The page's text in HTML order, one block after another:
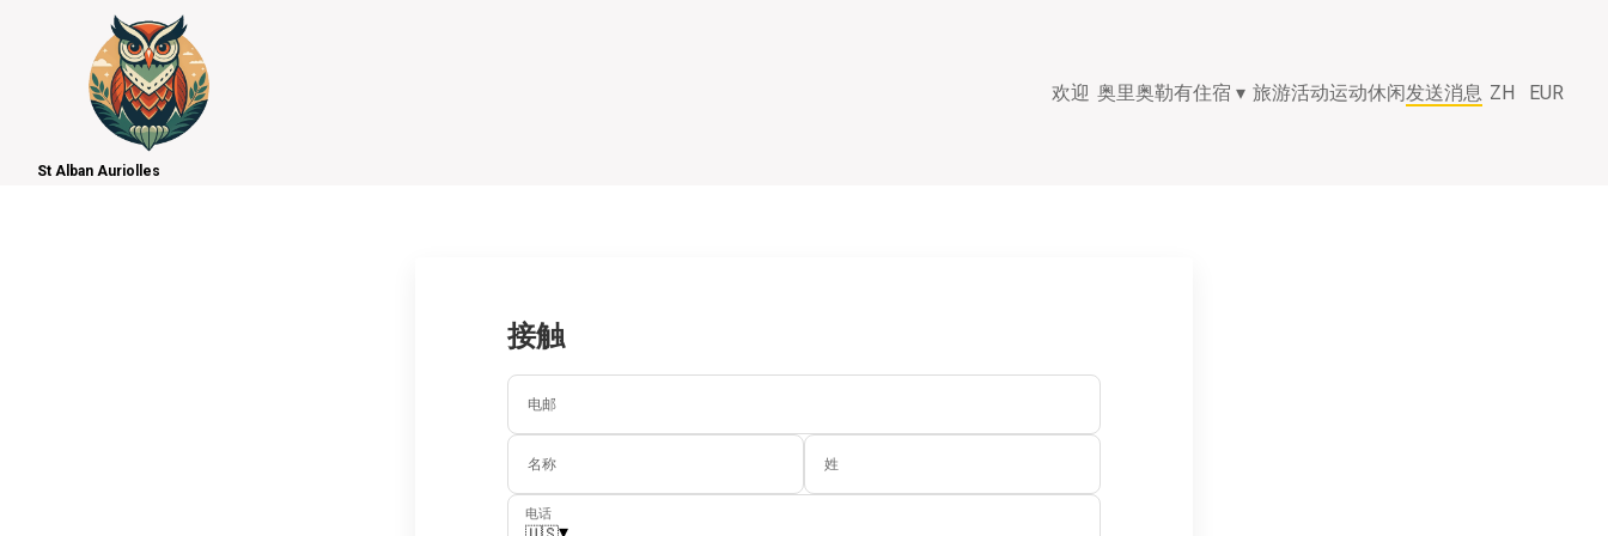
St Alban Auriolles
欢迎 奥里奥勒有住宿 ▾ 旅游活动运动休闲发送消息 ZH EUR
接触
电邮
名称 姓
电话